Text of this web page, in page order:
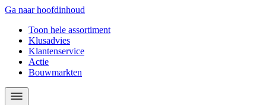
Ga naar hoofdinhoud
Toon hele assortiment
Klusadvies
Klantenservice
Actie
Bouwmarkten